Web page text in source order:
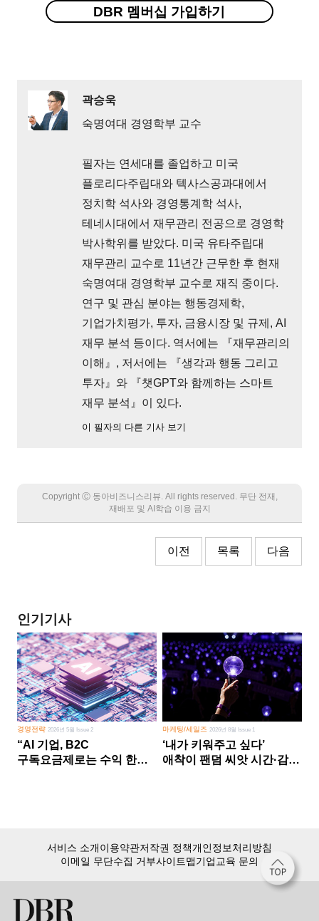
DBR 멤버십 가입하기
곽승욱
숙명여대 경영학부 교수
필자는 연세대를 졸업하고 미국
플로리다주립대와 텍사스공과대에서
정치학 석사와 경영통계학 석사,
테네시대에서 재무관리 전공으로 경영학
박사학위를 받았다. 미국 유타주립대
재무관리 교수로 11년간 근무한 후 현재
숙명여대 경영학부 교수로 재직 중이다.
연구 및 관심 분야는 행동경제학,
기업가치평가, 투자, 금융시장 및 규제, AI
재무 분석 등이다. 역서에는 『재무관리의
이해』, 저서에는 『생각과 행동 그리고
투자』와 『챗GPT와 함께하는 스마트
재무 분석』이 있다.
이 필자의 다른 기사 보기
Copyright Ⓒ 동아비즈니스리뷰. All rights reserved. 무단 전재,
재배포 및 AI학습 이용 금지
이전 목록 다음
인기기사
경영전략2026년 5월 Issue 2
“AI 기업, B2C
구독요금제로는 수익 한계
마케팅/세일즈 2026년 8월 Issue 1
‘내가 키워주고 싶다’
애착이 팬덤 씨앗 시간·감정
서비스 소개이용약관저작권 정책개인정보처리방침
이메일 무단수집 거부사이트맵기업교육 문의